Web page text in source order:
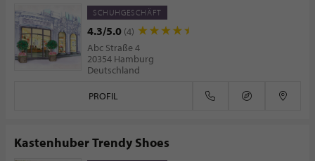
SCHUHGESCHÄFT
4.3/5.0 (4)
Abc Straße 4
20354 Hamburg
Deutschland
PROFIL
Kastenhuber Trendy Shoes